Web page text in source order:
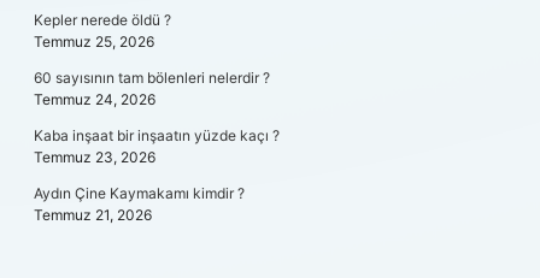
Kepler nerede öldü ?
Temmuz 25, 2026
60 sayısının tam bölenleri nelerdir ?
Temmuz 24, 2026
Kaba inşaat bir inşaatın yüzde kaçı ?
Temmuz 23, 2026
Aydın Çine Kaymakamı kimdir ?
Temmuz 21, 2026